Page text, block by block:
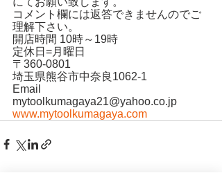
コメント欄には返答できませんのでご
理解下さい。
開店時間 10時～19時
定休日=月曜日
〒360-0801
埼玉県熊谷市中奈良1062-1
Email
mytoolkumagaya21@yahoo.co.jp
www.mytoolkumagaya.com